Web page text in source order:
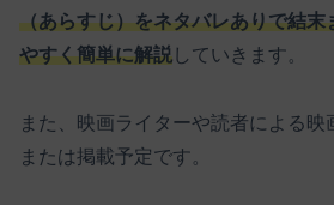
（あらすじ）をネタバレありで結末
やすく簡単に解説 していきます。
また、映画ライターや読者による映
または掲載予定です。